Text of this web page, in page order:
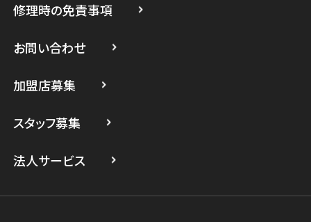
スマホスピタル 登戸・向ヶ丘遊園
スマホスピタル 武蔵小杉
スマホスピタル テルル上大岡
修理時の免責事項
お問い合わせ
加盟店募集
スタッフ募集
法人サービス